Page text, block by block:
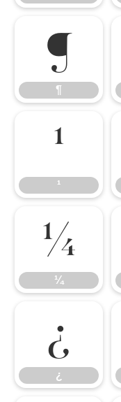
¶
¶
¹
¹
¼
¼
¿
¿